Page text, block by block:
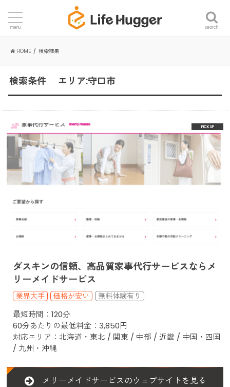
search
menu
HOME 検索結果
検索条件 エリア:守口市
ダスキンの信頼、高品質家事代行サービスならメ
リーメイドサービス
業界大手 価格が安い
最短時間：120分
60分あたりの最低料金：3,850円
対応エリア：北海道・東北 / 関東 / 中部 / 近畿 / 中国・四国
/ 九州・沖縄
メリーメイドサービスのウェブサイトを見る